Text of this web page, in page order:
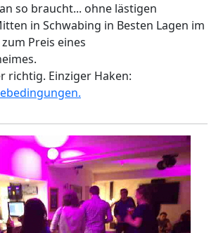
so braucht... ohne lästigen
in Schwabing in Besten Lagen im
Preis eines
richtig. Einziger Haken: